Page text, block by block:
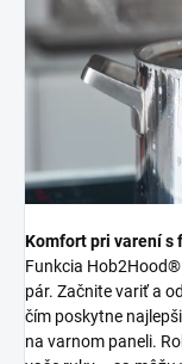
Komfort pri varení s
Funkcia
pár. Začnite variť a
čím poskytne
na varnom paneli.